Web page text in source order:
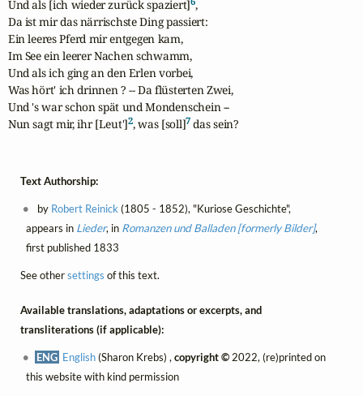
Und als [ich wieder zurück spaziert] ,
Da ist mir das närrischste Ding passiert:
Ein leeres Pferd mir entgegen kam,
Im See ein leerer Nachen schwamm,
Und als ich ging an den Erlen vorbei,
Was hört' ich drinnen ? -- Da flüsterten Zwei,
Und 's war schon spät und Mondenschein --
Nun sagt mir, ihr [Leut']2, was [soll]7 das sein?
Text Authorship:
by Robert Reinick (1805 - 1852), "Kuriose Geschichte",
appears in Lieder, in Romanzen und Balladen [formerly Bilder],
first published 1833
See othersettings of this text.
Available translations, adaptations or excerpts, and
transliterations (if applicable):
ENG English(Sharon Krebs) ,copyright © 2022, (re)printed on
this website with kind permission